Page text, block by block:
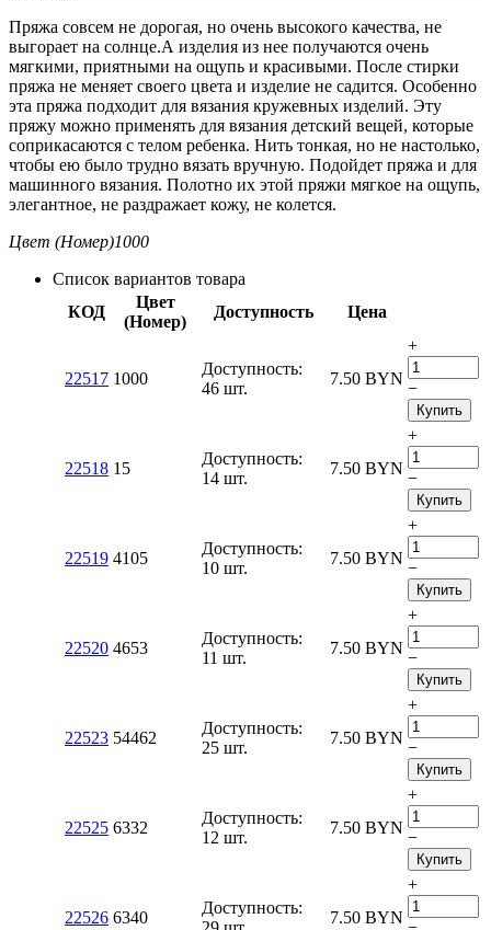
Пряжа совсем не дорогая, но очень высокого качества, не
выгорает на солнце.А изделия из нее получаются очень
мягкими, приятными на ощупь и красивыми. После стирки
пряжа не меняет своего цвета и изделие не садится. Особенно
эта пряжа подходит для вязания кружевных изделий. Эту
пряжу можно применять для вязания детский вещей, которые
соприкасаются с телом ребенка. Нить тонкая, но не настолько,
чтобы ею было трудно вязать вручную. Подойдет пряжа и для
машинного вязания. Полотно их этой пряжи мягкое на ощупь,
элегантное, не раздражает кожу, не колется.
Цвет (Номер)1000
Список вариантов товара
КОД
Цвет
(Номер)
Доступность Цена
22517 1000
Доступность:
46 шт.
7.50 BYN
+
−
Купить
22518 15
Доступность:
14 шт.
7.50 BYN
+
−
Купить
22519 4105
Доступность:
10 шт.
7.50 BYN
+
−
Купить
22520 4653
Доступность:
11 шт.
7.50 BYN
+
−
Купить
22523 54462
Доступность:
25 шт.
7.50 BYN
+
−
Купить
22525 6332
Доступность:
12 шт.
7.50 BYN
+
−
Купить
22526 6340
Доступность:
7.50 BYN
+